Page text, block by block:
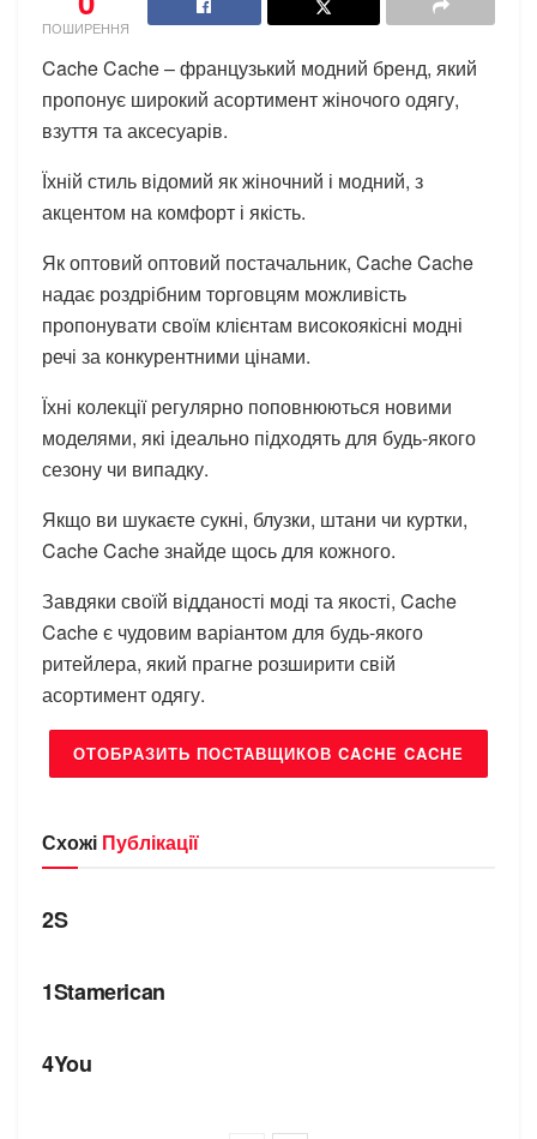
ПОШИРЕННЯ
Cache Cache – французький модний бренд, який
пропонує широкий асортимент жіночого одягу,
взуття та аксесуарів.
Їхній стиль відомий як жіночний і модний, з
акцентом на комфорт і якість.
Як оптовий оптовий постачальник, Cache Cache
надає роздрібним торговцям можливість
пропонувати своїм клієнтам високоякісні модні
речі за конкурентними цінами.
Їхні колекції регулярно поповнюються новими
моделями, які ідеально підходять для будь-якого
сезону чи випадку.
Якщо ви шукаєте сукні, блузки, штани чи куртки,
Cache Cache знайде щось для кожного.
Завдяки своїй відданості моді та якості, Cache
Cache є чудовим варіантом для будь-якого
ритейлера, який прагне розширити свій
асортимент одягу.
ОТОБРАЗИТЬ ПОСТАВЩИКОВ CACHE CACHE
Схожі Публікації
БРЕНДИ
2S
1Stamerican
4You